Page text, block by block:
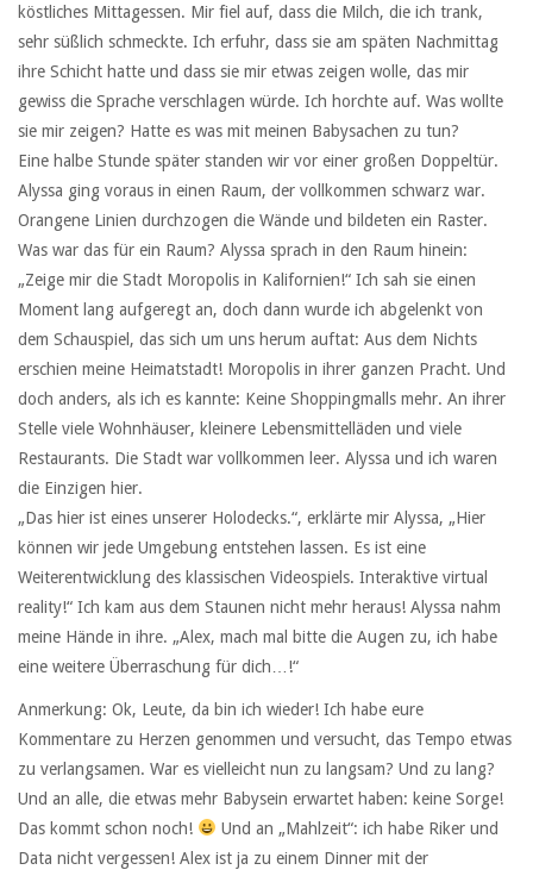
köstliches Mittagessen. Mir fiel auf, dass die Milch, die ich trank,
sehr süßlich schmeckte. Ich erfuhr, dass sie am späten Nachmittag
ihre Schicht hatte und dass sie mir etwas zeigen wolle, das mir
gewiss die Sprache verschlagen würde. Ich horchte auf. Was wollte
sie mir zeigen? Hatte es was mit meinen Babysachen zu tun?
Eine halbe Stunde später standen wir vor einer großen Doppeltür.
Alyssa ging voraus in einen Raum, der vollkommen schwarz war.
Orangene Linien durchzogen die Wände und bildeten ein Raster.
Was war das für ein Raum? Alyssa sprach in den Raum hinein:
„Zeige mir die Stadt Moropolis in Kalifornien!“ Ich sah sie einen
Moment lang aufgeregt an, doch dann wurde ich abgelenkt von
dem Schauspiel, das sich um uns herum auftat: Aus dem Nichts
erschien meine Heimatstadt! Moropolis in ihrer ganzen Pracht. Und
doch anders, als ich es kannte: Keine Shoppingmalls mehr. An ihrer
Stelle viele Wohnhäuser, kleinere Lebensmittelläden und viele
Restaurants. Die Stadt war vollkommen leer. Alyssa und ich waren
die Einzigen hier.
„Das hier ist eines unserer Holodecks.“, erklärte mir Alyssa, „Hier
können wir jede Umgebung entstehen lassen. Es ist eine
Weiterentwicklung des klassischen Videospiels. Interaktive virtual
reality!“ Ich kam aus dem Staunen nicht mehr heraus! Alyssa nahm
meine Hände in ihre. „Alex, mach mal bitte die Augen zu, ich habe
eine weitere Überraschung für dich…!“
Anmerkung: Ok, Leute, da bin ich wieder! Ich habe eure
Kommentare zu Herzen genommen und versucht, das Tempo etwas
zu verlangsamen. War es vielleicht nun zu langsam? Und zu lang?
Und an alle, die etwas mehr Babysein erwartet haben: keine Sorge!
Das kommt schon noch!
Und an „Mahlzeit“: ich habe Riker und
Data nicht vergessen! Alex ist ja zu einem Dinner mit der